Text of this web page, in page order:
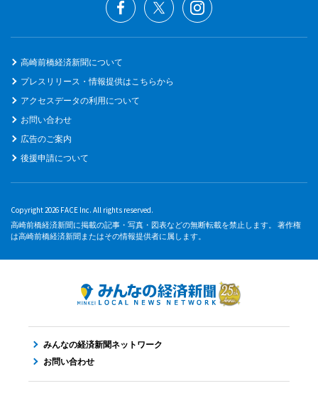
高崎前橋経済新聞について
プレスリリース・情報提供はこちらから
アクセスデータの利用について
お問い合わせ
広告のご案内
後援申請について
Copyright 2026 FACE Inc. All rights reserved.
高崎前橋経済新聞に掲載の記事・写真・図表などの無断転載を禁止します。 著作権
は高崎前橋経済新聞またはその情報提供者に属します。
みんなの経済新聞ネットワーク
お問い合わせ